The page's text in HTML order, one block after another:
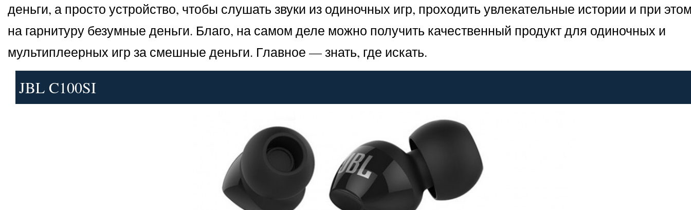
деньги, а просто устройство, чтобы слушать звуки из одиночных игр, проходить увлекательные истории и при
на гарнитуру безумные деньги. Благо, на самом деле можно получить качественный продукт для одиночных и
мультиплеерных игр за смешные деньги. Главное — знать, где искать.
JBL C100SI